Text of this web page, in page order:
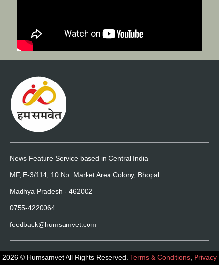
News Feature Service based in Central India
MF, E-3/114, 10 No. Market Area Colony, Bhopal
Madhya Pradesh - 462002
0755-4220064
feedback@humsamvet.com
2026 © Humsamvet All Rights Reserved. Terms & Conditions Privacy